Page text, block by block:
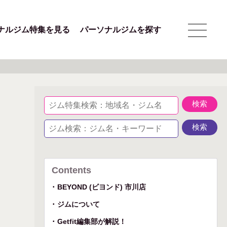
ルジム特集を見る パーソナルジムを探す
Contents
BEYOND (ビヨンド) 市川店
ジムについて
Getfit編集部が解説！